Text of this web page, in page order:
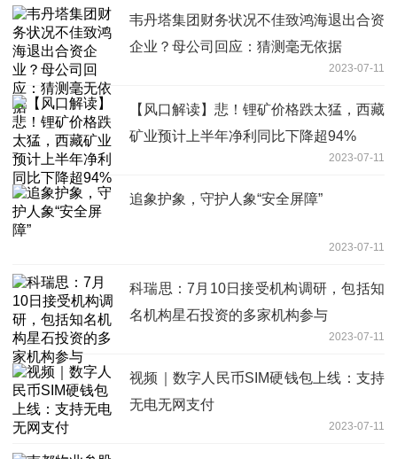
韦丹塔集团财务状况不佳致鸿海退出合资
企业？母公司回应：猜测毫无依据
2023-07-11
【风口解读】悲！锂矿价格跌太猛，西藏
矿业预计上半年净利同比下降超94%
2023-07-11
追象护象，守护人象“安全屏障”
2023-07-11
科瑞思：7月10日接受机构调研，包括知
名机构星石投资的多家机构参与
2023-07-11
视频｜数字人民币SIM硬钱包上线：支持
无电无网支付
2023-07-11